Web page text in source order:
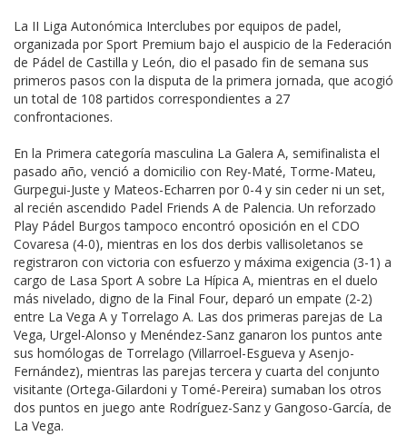
La II Liga Autonómica Interclubes por equipos de padel,
organizada por Sport Premium bajo el auspicio de la Federación
de Pádel de Castilla y León, dio el pasado fin de semana sus
primeros pasos con la disputa de la primera jornada, que acogió
un total de 108 partidos correspondientes a 27
confrontaciones.
En la Primera categoría masculina La Galera A, semifinalista el
pasado año, venció a domicilio con Rey-Maté, Torme-Mateu,
Gurpegui-Juste y Mateos-Echarren por 0-4 y sin ceder ni un set,
al recién ascendido Padel Friends A de Palencia. Un reforzado
Play Pádel Burgos tampoco encontró oposición en el CDO
Covaresa (4-0), mientras en los dos derbis vallisoletanos se
registraron con victoria con esfuerzo y máxima exigencia (3-1) a
cargo de Lasa Sport A sobre La Hípica A, mientras en el duelo
más nivelado, digno de la Final Four, deparó un empate (2-2)
entre La Vega A y Torrelago A. Las dos primeras parejas de La
Vega, Urgel-Alonso y Menéndez-Sanz ganaron los puntos ante
sus homólogas de Torrelago (Villarroel-Esgueva y Asenjo-
Fernández), mientras las parejas tercera y cuarta del conjunto
visitante (Ortega-Gilardoni y Tomé-Pereira) sumaban los otros
dos puntos en juego ante Rodríguez-Sanz y Gangoso-García, de
La Vega.